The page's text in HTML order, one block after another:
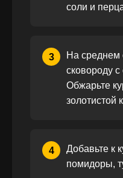
соли и
3
На среднем
сковороду
Обжарьте
золотистой
4
Добавьте к
помидоры,